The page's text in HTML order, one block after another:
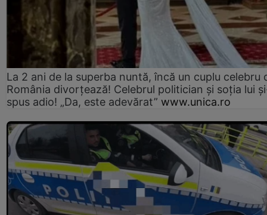
La 2 ani de la superba nuntă, încă un cuplu celebru
România divorțează! Celebrul politician și soția lui
spus adio! „Da, este adevărat” www.unica.ro